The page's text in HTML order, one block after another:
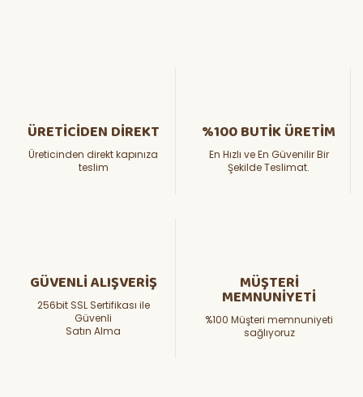
ÜRETİCİDEN DİREKT
Üreticinden direkt kapınıza
teslim
%100 BUTİK ÜRETİM
En Hızlı ve En Güvenilir Bir
Şekilde Teslimat.
GÜVENLİ ALIŞVERİŞ
256bit SSL Sertifikası ile
Güvenli
Satın Alma
MÜŞTERİ
MEMNUNİYETİ
%100 Müşteri memnuniyeti
sağlıyoruz